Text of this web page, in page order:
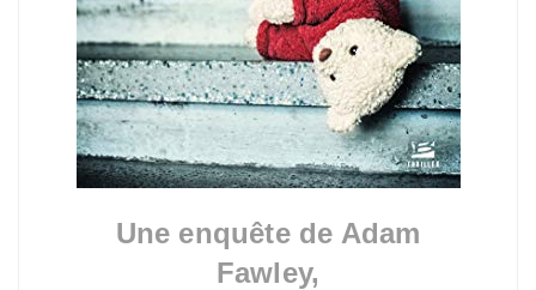
Une enquête de Adam
Fawley,